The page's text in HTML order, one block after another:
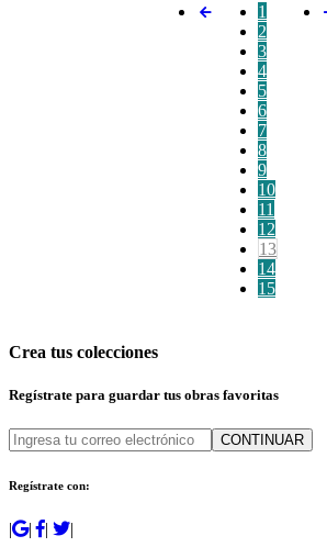
1
2
3
4
5
6
7
8
9
10
11
12
13
14
15
Crea tus colecciones
Regístrate para guardar tus obras favoritas
CONTINUAR
Regístrate con:
| | | |